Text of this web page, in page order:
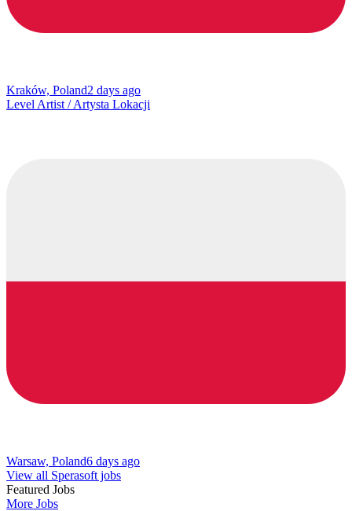
Kraków, Poland2 days ago
Level Artist / Artysta Lokacji
Warsaw, Poland6 days ago
View all Sperasoft jobs
Featured Jobs
More Jobs